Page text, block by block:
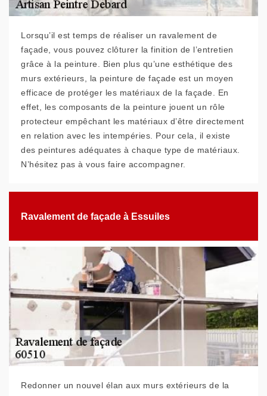
Lorsqu’il est temps de réaliser un ravalement de
façade, vous pouvez clôturer la finition de l’entretien
grâce à la peinture. Bien plus qu’une esthétique des
murs extérieurs, la peinture de façade est un moyen
efficace de protéger les matériaux de la façade. En
effet, les composants de la peinture jouent un rôle
protecteur empêchant les matériaux d’être directement
en relation avec les intempéries. Pour cela, il existe
des peintures adéquates à chaque type de matériaux.
N’hésitez pas à vous faire accompagner.
Ravalement de façade à Essuiles
Redonner un nouvel élan aux murs extérieurs de la